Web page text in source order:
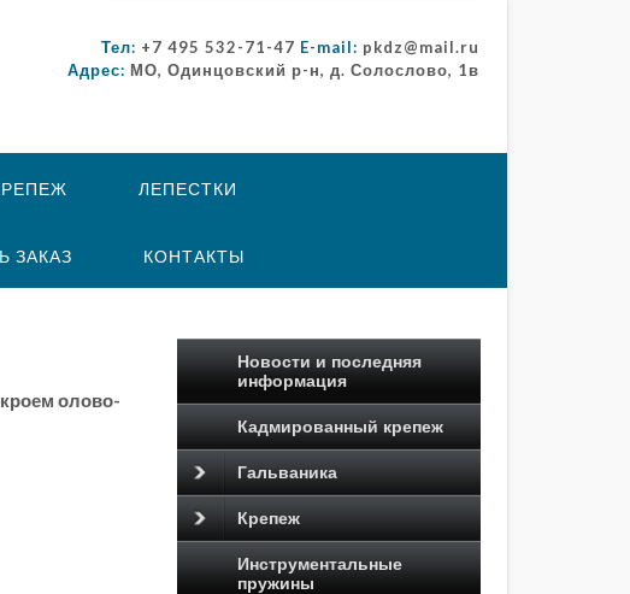
Тел: +7 495 532-71-47 E-mail: pkdz@mail.ru
Адрес: МО, Одинцовский р-н, д. Солослово, 1в
ЛЕПЕСТКИ
ЗАКАЗ КОНТАКТЫ
олово-
Новости и последняя
информация
Кадмированный крепеж
Гальваника
Крепеж
Инструментальные
пружины